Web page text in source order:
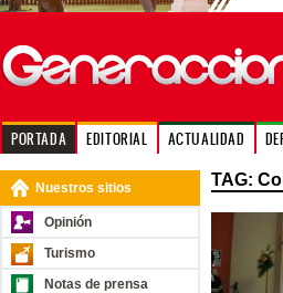
PORTADA EDITORIAL ACTUALIDAD
Nuestros sitios
Opinión
Turismo
Notas de prensa
TAG: